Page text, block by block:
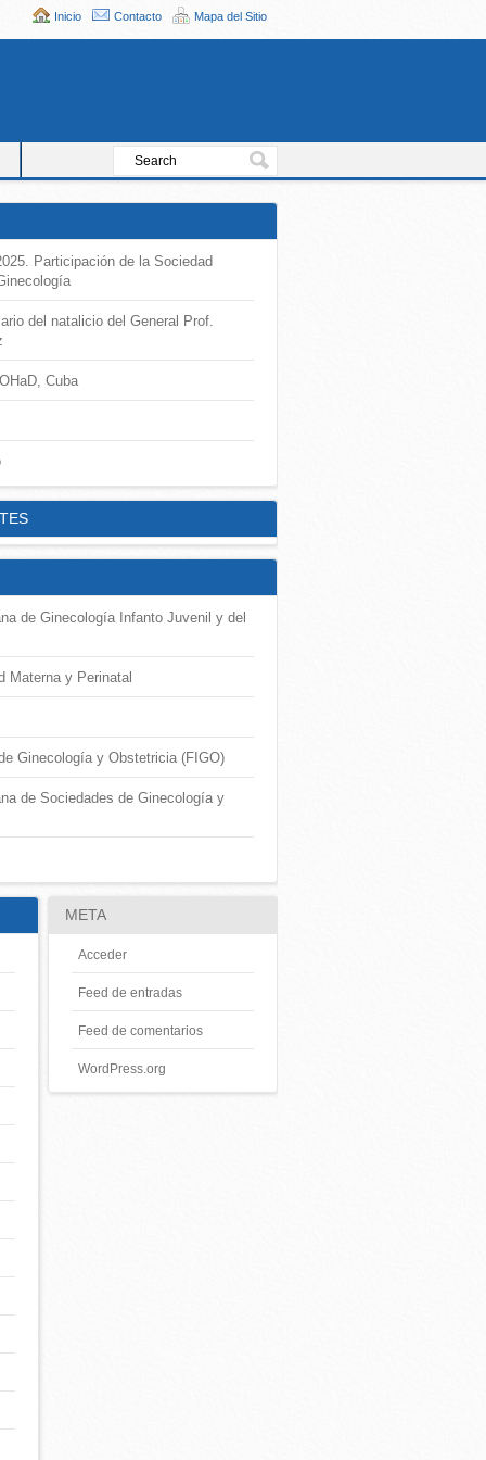
Inicio Contacto Mapa del Sitio
Participación de la Sociedad
del natalicio del General Prof.
Cuba
de Ginecología Infanto Juvenil y del
Materna y Perinatal
Ginecología y Obstetricia (FIGO)
de Sociedades de Ginecología y
META
Acceder
Feed de entradas
Feed de comentarios
WordPress.org